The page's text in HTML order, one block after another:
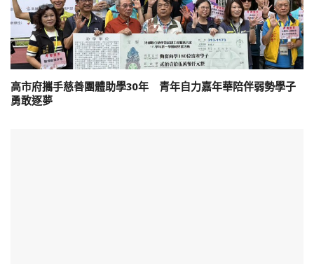
高市府攜手慈善團體助學30年 青年自力嘉年華陪伴弱勢學子
勇敢逐夢